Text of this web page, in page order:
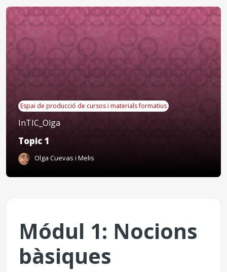
Espai de producció de cursos i materials formatius
InTIC_Olga
Topic 1
Olga Cuevas i Melis
Módul 1: Nocions
bàsiques